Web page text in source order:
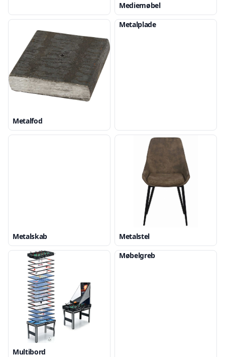
Mediemøbel
Metalfod
Metalplade
Metalskab Metalstel
Multibord
Møbelgreb